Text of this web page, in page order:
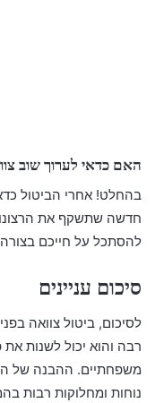
האם כדאי לערוך שוב
בהחלט! אחרי הביטול
חדשה שתשקף את
להסתכל על חייכם
סיכום עניינים
לסיכום, ביטול צוואה
רבה והוא יכול לשנות
משפחתיים. ההבנה של
נוחות ומחלוקות רבות